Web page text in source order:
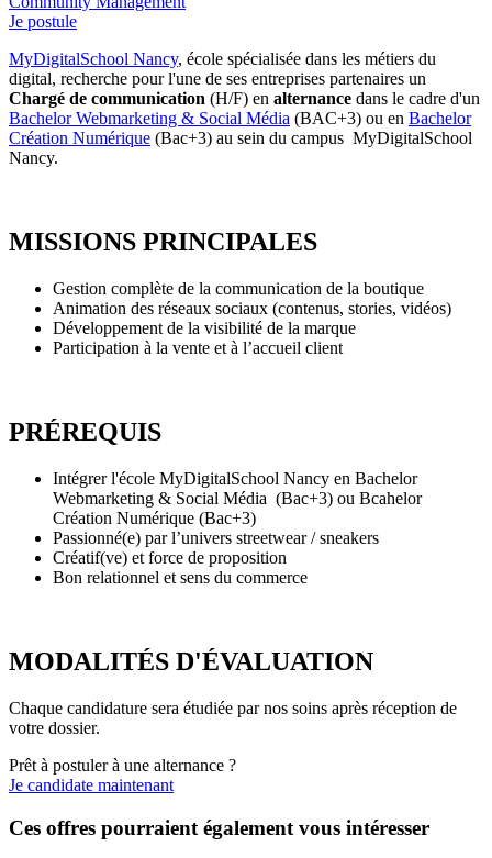
Je postule
MyDigitalSchool Nancy, école spécialisée dans les métiers du
digital, recherche pour l'une de ses entreprises partenaires un
Chargé de communication (H/F) en alternance dans le cadre d'un
Bachelor Webmarketing & Social Média (BAC+3) ou en Bachelor
Création Numérique (Bac+3) au sein du campus MyDigitalSchool
Nancy.
MISSIONS PRINCIPALES
Gestion complète de la communication de la boutique
Animation des réseaux sociaux (contenus, stories, vidéos)
Développement de la visibilité de la marque
Participation à la vente et à l’accueil client
PRÉREQUIS
Intégrer l'école MyDigitalSchool Nancy en Bachelor
Webmarketing & Social Média (Bac+3) ou Bcahelor
Création Numérique (Bac+3)
Passionné(e) par l’univers streetwear / sneakers
Créatif(ve) et force de proposition
Bon relationnel et sens du commerce
MODALITÉS D'ÉVALUATION
Chaque candidature sera étudiée par nos soins après réception de
votre dossier.
Prêt à postuler à une alternance ?
Je candidate maintenant
Ces offres pourraient également vous intéresser